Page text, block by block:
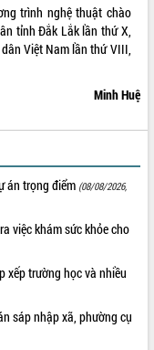
trình nghệ thuật chào
tỉnh Đắk Lắk lần thứ X,
Việt Nam lần thứ VIII,
Minh Huệ
án trọng điểm (08/08/2026,
việc khám sức khỏe cho
xếp trường học và nhiều
sáp nhập xã, phường cụ